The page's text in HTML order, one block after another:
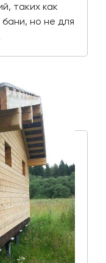
таких как
но не для